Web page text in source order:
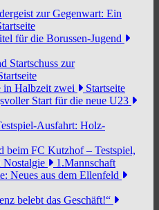
zur Gegenwart: Ein
für die Borussen-Jugend
Startschuss zur
in Halbzeit zwei
Startseite
Start für die neue U23
Ausfahrt: Holz-
beim FC Kutzhof – Testspiel,
Nostalgie
1.Mannschaft
Neues aus dem Ellenfeld
belebt das Geschäft!“